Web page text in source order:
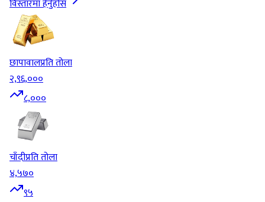
विस्तारमा हेर्नुहोस
छापावालप्रति तोला
२,९६,०००
८,०००
चाँदीप्रति तोला
४,५७०
९५